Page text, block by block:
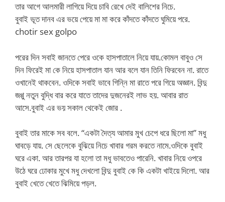
তার আগে আলমারী লাগিয়ে দিয়ে চাবি রেখে দেই বালিশের নিচে.
বুবাই ভূত দানব এর ভয়ে পেয়ে মা মা করে কাঁদতে কাঁদতে ঘুমিয়ে পরে.
chotir sex golpo
পরের দিন সবাই জানতে পেরে ওকে হাসপাতালে নিয়ে যায়.কোমল বাবুও সে
দিন ফিরেই মা কে নিয়ে হাসপাতাল যান আর বলে যান তিনি ফিরবেন না. রাতে
ওখানেই থাকবেন. ওদিকে সবাই ভাবে গিন্নি মা রাতে পরে গিয়ে অজ্ঞান. বিন্দু
জগ্গু নতুন বুদ্ধি বার করে যাতে তাদের দুজনেরই লাভ হয়. আবার রাত
আসে.বুবাই এর ভয় সকাল থেকেই জোর .
বুবাই তার মাকে সব বলে. “একটা দৈত্য আমার মুখ চেপে ধরে ছিলো মা” মধু
ঘাবড়ে যায়. সে ছেলেকে বুঝিয়ে নিচে খাবার গরম করতে নামে.ওদিকে বুবাই
ঘরে একা. আর তারপর যা হলো তা মধু ভাবতেও পারেনি. খাবার নিয়ে ওপরে
উঠে ঘরে ঢোকার মুখে মধু দেখলো বিন্দু বুবাই কে কি একটা খাইয়ে দিলো. আর
বুবাই খেতে খেতে ঝিমিয়ে পড়ল.